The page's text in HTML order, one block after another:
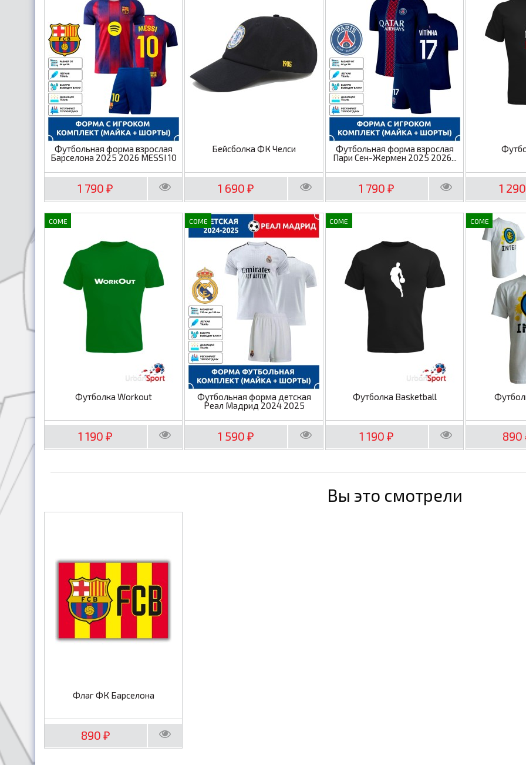
Футбольная форма взрослая
Барселона 2025 2026 MESSI 10
1 790₽
Бейсболка ФК Челси
1 690₽
Футбольная форма взрослая
Пари Сен-Жермен 2025 2026...
1 790₽ 1
COME
Футболка Workout
1 190₽
COME
Футбольная форма детская
Реал Мадрид 2024 2025
1 590₽
COME
Футболка Basketball
1 190₽
COME
890
Вы это смотрели
Флаг ФК Барселона
890 ₽